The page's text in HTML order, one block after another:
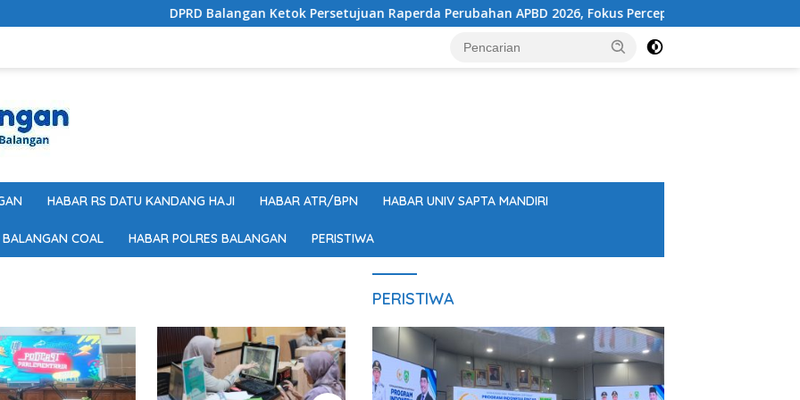
DPRD Balangan Ketok Persetujuan Raperda Perubahan APBD 2026, Fokus Percepatan Realisasi Program
HABAR RS DATU KANDANG HAJI HABAR ATR/BPN HABAR UNIV SAPTA MANDIRI
COAL HABAR POLRES BALANGAN PERISTIWA
Stay Casino login bonus
Canadian welcome offers &
wagering requirements
PERISTIWA